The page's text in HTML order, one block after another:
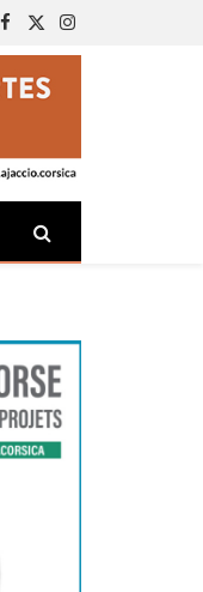
Facebook
X
(Twitter)
Instagram